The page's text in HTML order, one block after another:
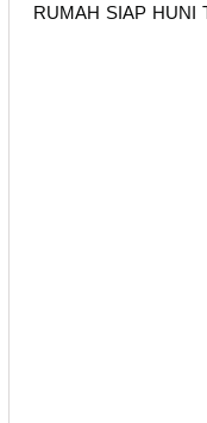
RUMAH SIAP HUNI